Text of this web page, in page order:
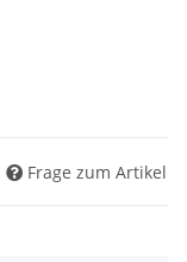
Frage zum Artikel